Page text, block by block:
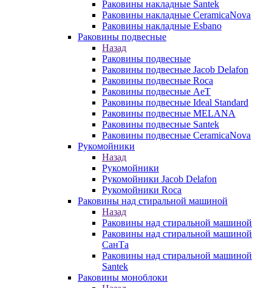
Раковины накладные Santek
Раковины накладные CeramicaNova
Раковины накладные Esbano
Раковины подвесные
Назад
Раковины подвесные
Раковины подвесные Jacob Delafon
Раковины подвесные Roca
Раковины подвесные AeT
Раковины подвесные Ideal Standard
Раковины подвесные MELANA
Раковины подвесные Santek
Раковины подвесные CeramicaNova
Рукомойники
Назад
Рукомойники
Рукомойники Jacob Delafon
Рукомойники Roca
Раковины над стиральной машиной
Назад
Раковины над стиральной машиной
Раковины над стиральной машиной
СанТа
Раковины над стиральной машиной
Santek
Раковины моноблоки